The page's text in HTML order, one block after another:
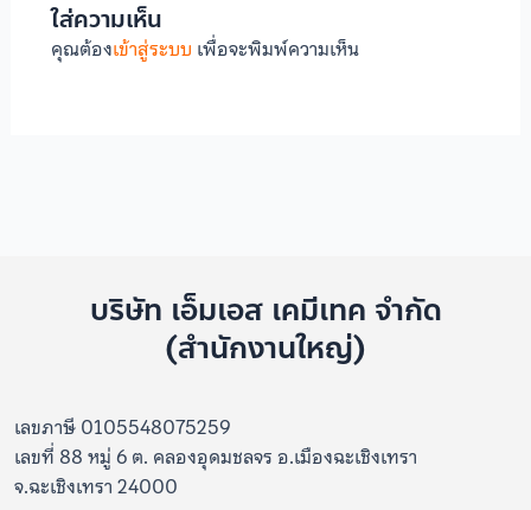
ใส่ความเห็น
คุณต้องเข้าสู่ระบบ เพื่อจะพิมพ์ความเห็น
บริษัท เอ็มเอส เคมีเทค จำกัด
(สำนักงานใหญ่)
เลขภาษี 0105548075259
เลขที่ 88 หมู่ 6 ต. คลองอุดมชลจร อ.เมืองฉะเชิงเทรา
จ.ฉะเชิงเทรา 24000